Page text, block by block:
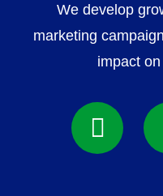
We develop
marketing
impact